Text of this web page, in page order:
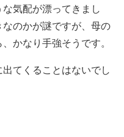
気配が漂ってきまし
のかが謎ですが、母の
かなり手強そうです。
てくることはないでし